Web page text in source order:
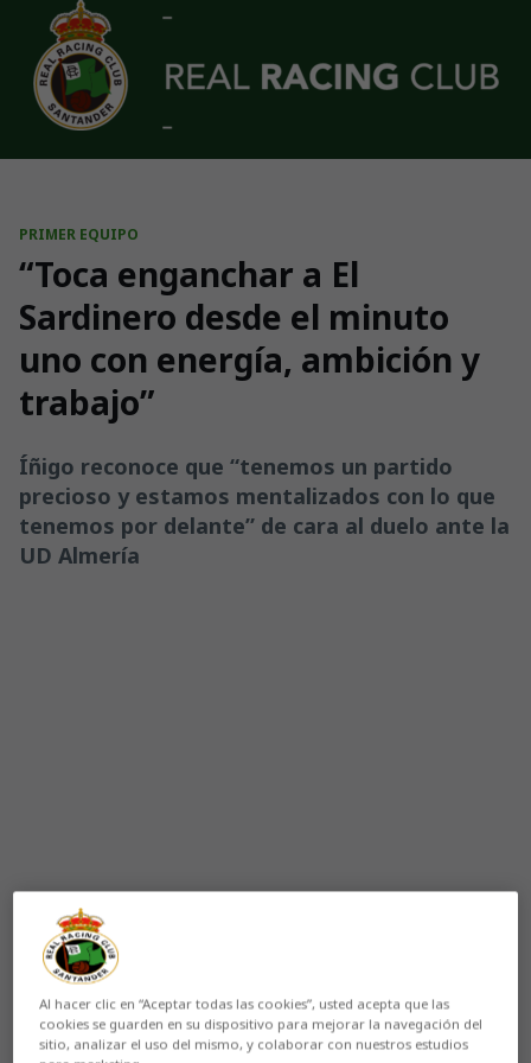
Skip to main content
PRIMER EQUIPO
“Toca enganchar a El
Sardinero desde el minuto
uno con energía, ambición y
trabajo”
Íñigo reconoce que “tenemos un partido
precioso y estamos mentalizados con lo que
tenemos por delante” de cara al duelo ante la
UD Almería
Aún no hay reacciones. ¡Sé el primero!
Racingcompletó en las Instalaciones Nando Yosu
susegundo entrenamientode la semana con la
Al hacer clic en “Aceptar todas las cookies”, usted acepta que las
cookies se guarden en su dispositivo para mejorar la navegación del
sitio, analizar el uso del mismo, y colaborar con nuestros estudios